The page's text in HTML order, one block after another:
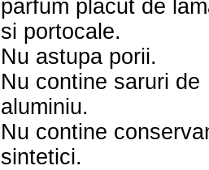
parfum placut de
si portocale.
Nu astupa porii.
Nu contine saruri de
aluminiu.
Nu contine
sintetici.